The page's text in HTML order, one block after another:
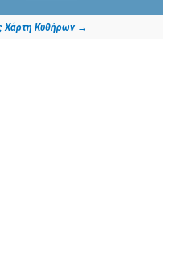
Χάρτη Κυθήρων →